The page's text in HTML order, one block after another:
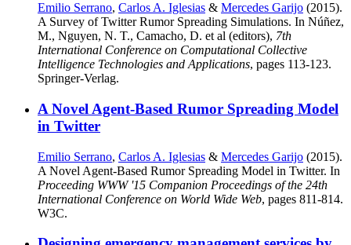
Emilio Serrano, Carlos A. Iglesias & Mercedes Garijo (2015).
A Survey of Twitter Rumor Spreading Simulations. In Núñez,
M., Nguyen, N. T., Camacho, D. et al (editors), 7th
International Conference on Computational Collective
Intelligence Technologies and Applications, pages 113-123.
Springer-Verlag.
A Novel Agent-Based Rumor Spreading Model
in Twitter
Emilio Serrano, Carlos A. Iglesias & Mercedes Garijo (2015).
A Novel Agent-Based Rumor Spreading Model in Twitter. In
Proceeding WWW '15 Companion Proceedings of the 24th
International Conference on World Wide Web, pages 811-814.
W3C.